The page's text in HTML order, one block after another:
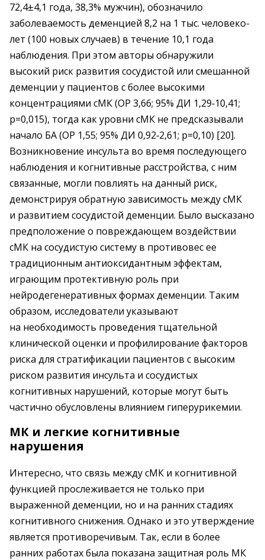
72,4±4,1 года, 38,3% мужчин), обозначило
заболеваемость деменцией 8,2 на 1 тыс. человеко-
лет (100 новых случаев) в течение 10,1 года
наблюдения. При этом авторы обнаружили
высокий риск развития сосудистой или смешанной
деменции у пациентов с более высокими
концентрациями сМК (ОР 3,66; 95% ДИ 1,29‑10,41;
р=0,015), тогда как уровни сМК не предсказывали
начало БА (ОР 1,55; 95% ДИ 0,92‑2,61; р=0,10) [20].
Возникновение инсульта во время последующего
наблюдения и когнитивные расстройства, с ним
связанные, могли повлиять на данный риск,
демонстрируя обратную зависимость между сМК
и развитием сосудистой деменции. Было высказано
предположение о повреждающем воздействии
сМК на сосудистую систему в противовес ее
традиционным антиоксидантным эффектам,
играющим протективную роль при
нейродегенеративных формах деменции. Таким
образом, исследователи указывают
на необходимость проведения тщательной
клинической оценки и профилирование факторов
риска для стратификации пациентов с высоким
риском развития инсульта и сосудистых
когнитивных нарушений, которые могут быть
частично обусловлены влиянием гиперурикемии.
МК и легкие когнитивные
нарушения
Интересно, что связь между сМК и когнитивной
функцией прослеживается не только при
выраженной деменции, но и на ранних стадиях
когнитивного снижения. Однако и это утверждение
является противоречивым. Так, если в более
ранних работах была показана защитная роль МК